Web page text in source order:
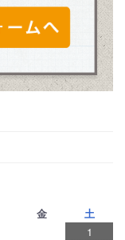
金
土
1